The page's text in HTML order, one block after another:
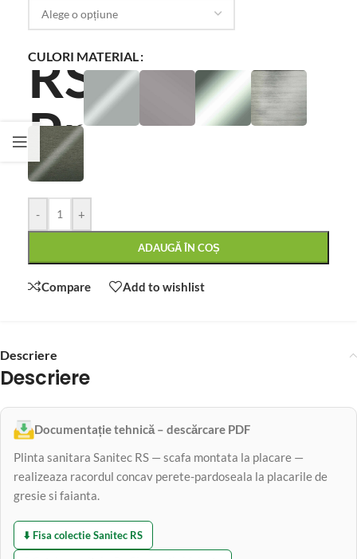
CULORI MATERIAL
- +
ADAUGĂ ÎN COȘ
Compare Add to wishlist
Descriere
Descriere
Documentație tehnică – descărcare PDF
Plinta sanitara Sanitec RS — scafa montata la placare —
realizeaza racordul concav perete-pardoseala la placarile de
gresie si faianta.
⬇️ Fisa colectie Sanitec RS